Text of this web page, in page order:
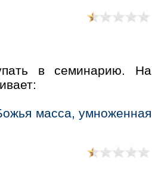
в семинарию. На
масса, умноженная